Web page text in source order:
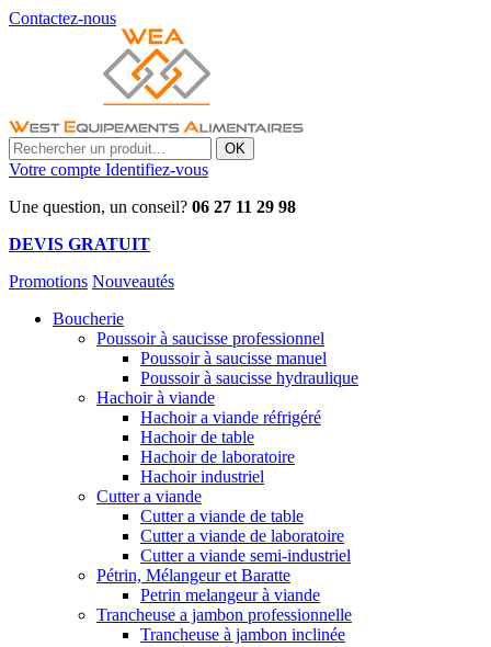
Contactez-nous
OK
Votre compte Identifiez-vous
Une question, un conseil? 06 27 11 29 98
DEVIS GRATUIT
Promotions Nouveautés
Boucherie
Poussoir à saucisse professionnel
Poussoir à saucisse manuel
Poussoir à saucisse hydraulique
Hachoir à viande
Hachoir a viande réfrigéré
Hachoir de table
Hachoir de laboratoire
Hachoir industriel
Cutter a viande
Cutter a viande de table
Cutter a viande de laboratoire
Cutter a viande semi-industriel
Pétrin, Mélangeur et Baratte
Petrin melangeur à viande
Trancheuse a jambon professionnelle
Trancheuse à jambon inclinée